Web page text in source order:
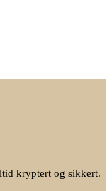
kryptert og sikkert.